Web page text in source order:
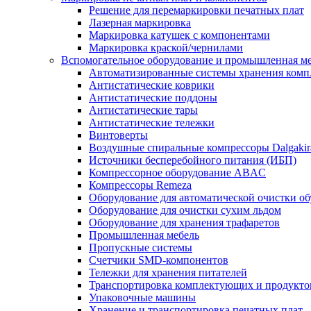
Решение для перемаркировки печатных плат
Лазерная маркировка
Маркировка катушек с компонентами
Маркировка краской/чернилами
Вспомогательное оборудование и промышленная
Автоматизированные системы хранения
Антистатические коврики
Антистатические поддоны
Антистатические тары
Антистатические тележки
Винтоверты
Воздушные спиральные компрессоры
Источники бесперебойного питания (ИБП)
Компрессорное оборудование ABAC
Компрессоры Remeza
Оборудование для автоматической очистки
Оборудование для очистки сухим льдом
Оборудование для хранения трафаретов
Промышленная мебель
Пропускные системы
Счетчики SMD-компонентов
Тележки для xранения питателей
Транспортировка комплектующих и
Упаковочные машины